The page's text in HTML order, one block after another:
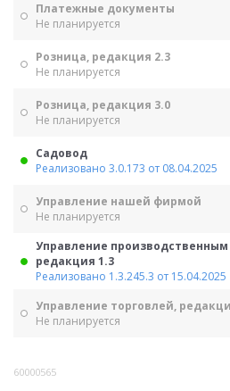
Платежные документы
Не планируется
Розница, редакция 2.3
Не планируется
Розница, редакция 3.0
Не планируется
Садовод
Реализовано 3.0.173 от 08.04.2025
Управление нашей фирмой
Не планируется
Управление
редакция 1.3
Реализовано 1.3.245.3 от 15.04.2025
Управление торговлей,
Не планируется
60000565